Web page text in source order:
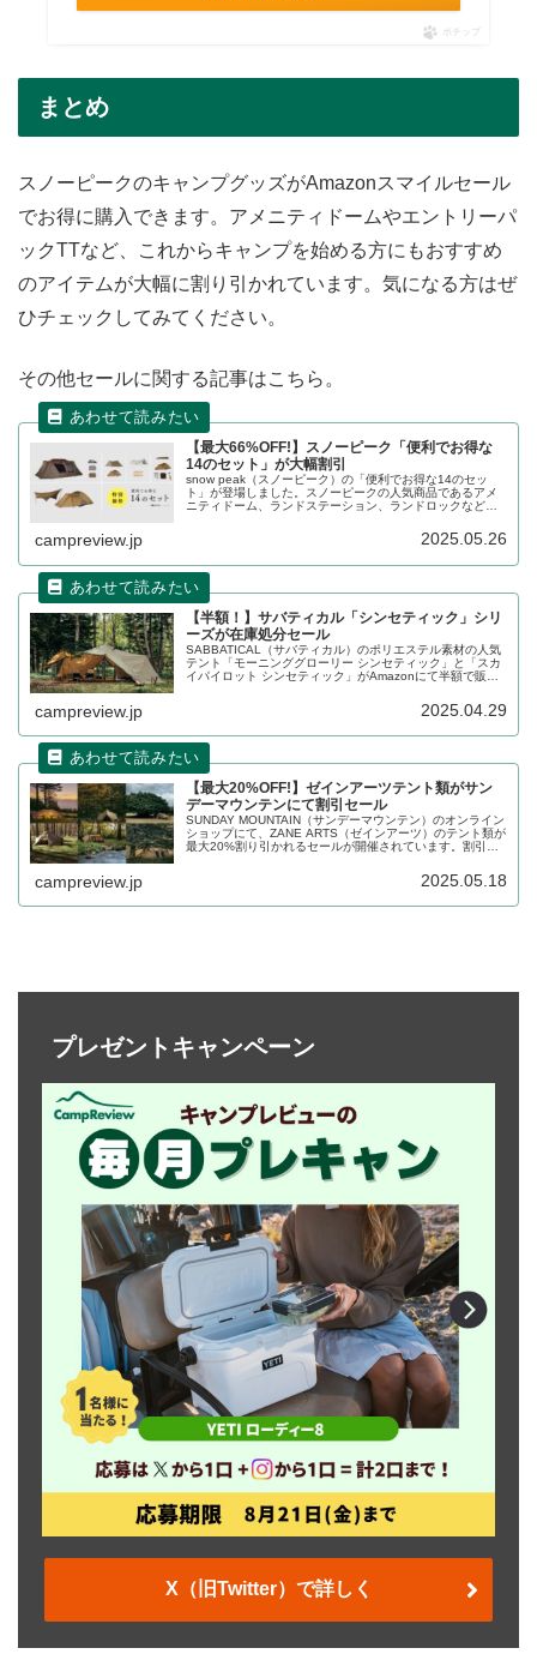
ポチップ
まとめ
スノーピークのキャンプグッズがAmazonスマイルセール
でお得に購入できます。アメニティドームやエントリーパ
ックTTなど、これからキャンプを始める方にもおすすめ
のアイテムが大幅に割り引かれています。気になる方はぜ
ひチェックしてみてください。
その他セールに関する記事はこちら。
【最大66%OFF!】スノーピーク「便利でお得な
14のセット」が大幅割引
snow peak（スノーピーク）の「便利でお得な14のセッ
ト」が登場しました。スノーピークの人気商品であるアメ
ニティドーム、ランドステーション、ランドロックなど
大幅に割り引かれています。詳細をレビューします。
campreview.jp 2025.05.26
【半額！】サバティカル「シンセティック」シリ
ーズが在庫処分セール
SABBATICAL（サバティカル）のポリエステル素材の人気
テント「モーニンググローリー シンセティック」と「スカ
イパイロット シンセティック」がAmazonにて半額で販売
ーズの販売に伴い在庫処分が行われています。詳細をレビ
campreview.jp 2025.04.29
【最大20%OFF!】ゼインアーツテント類がサン
デーマウンテンにて割引セール
SUNDAY MOUNTAIN（サンデーマウンテン）のオンライン
ショップにて、ZANE ARTS（ゼインアーツ）のテント類が
最大20%割り引かれるセールが開催されています。割引ク
ガ、ゼクーM TCがお得に購入できます。詳細をレビューし
campreview.jp 2025.05.18
プレゼントキャンペーン
X（旧Twitter）で詳しく